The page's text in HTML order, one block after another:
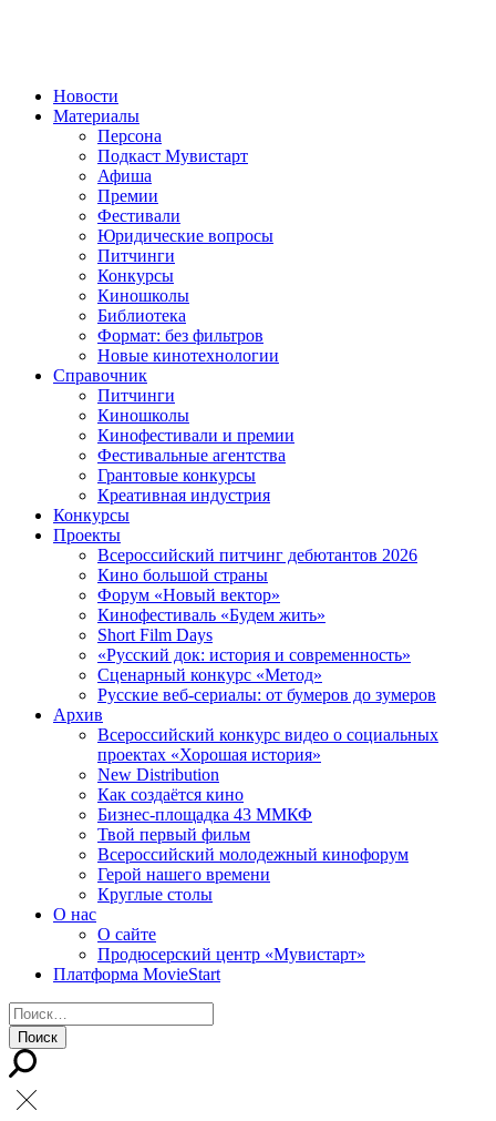
Новости
Материалы
Персона
Подкаст Мувистарт
Афиша
Премии
Фестивали
Юридические вопросы
Питчинги
Конкурсы
Киношколы
Библиотека
Формат: без фильтров
Новые кинотехнологии
Справочник
Питчинги
Киношколы
Кинофестивали и премии
Фестивальные агентства
Грантовые конкурсы
Креативная индустрия
Конкурсы
Проекты
Всероссийский питчинг дебютантов 2026
Кино большой страны
Форум «Новый вектор»
Кинофестиваль «Будем жить»
Short Film Days
«Русский док: история и современность»
Сценарный конкурс «Метод»
Русские веб-сериалы: от бумеров до зумеров
Архив
Всероссийский конкурс видео о социальных
проектах «Хорошая история»
New Distribution
Как создаётся кино
Бизнес-площадка 43 ММКФ
Твой первый фильм
Всероссийский молодежный кинофорум
Герой нашего времени
Круглые столы
О нас
О сайте
Продюсерский центр «Мувистарт»
Платформа MovieStart